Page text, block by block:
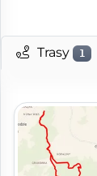
Trasy 1